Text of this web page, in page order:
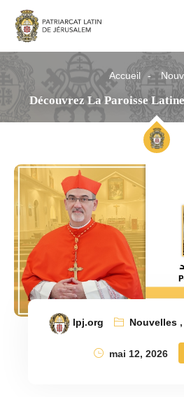
Accueil
Découvrez La Paroisse
lpj.org Nouvelles,
mai 12, 2026